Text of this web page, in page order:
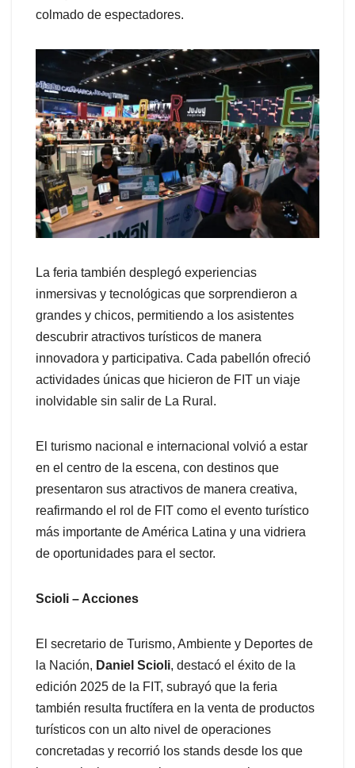
colmado de espectadores.
La feria también desplegó experiencias
inmersivas y tecnológicas que sorprendieron a
grandes y chicos, permitiendo a los asistentes
descubrir atractivos turísticos de manera
innovadora y participativa. Cada pabellón ofreció
actividades únicas que hicieron de FIT un viaje
inolvidable sin salir de La Rural.
El turismo nacional e internacional volvió a estar
en el centro de la escena, con destinos que
presentaron sus atractivos de manera creativa,
reafirmando el rol de FIT como el evento turístico
más importante de América Latina y una vidriera
de oportunidades para el sector.
Scioli – Acciones
El secretario de Turismo, Ambiente y Deportes de
la Nación, Daniel Scioli, destacó el éxito de la
edición 2025 de la FIT, subrayó que la feria
también resulta fructífera en la venta de productos
turísticos con un alto nivel de operaciones
concretadas y recorrió los stands desde los que